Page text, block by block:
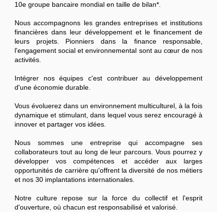
10e groupe bancaire mondial en taille de bilan*.
Nous accompagnons les grandes entreprises et institutions
financières dans leur développement et le financement de
leurs projets. Pionniers dans la finance responsable,
l'engagement social et environnemental sont au cœur de nos
activités.
Intégrer nos équipes c'est contribuer au développement
d'une économie durable.
Vous évoluerez dans un environnement multiculturel, à la fois
dynamique et stimulant, dans lequel vous serez encouragé à
innover et partager vos idées.
Nous sommes une entreprise qui accompagne ses
collaborateurs tout au long de leur parcours. Vous pourrez y
développer vos compétences et accéder aux larges
opportunités de carrière qu'offrent la diversité de nos métiers
et nos 30 implantations internationales.
Notre culture repose sur la force du collectif et l'esprit
d'ouverture, où chacun est responsabilisé et valorisé.